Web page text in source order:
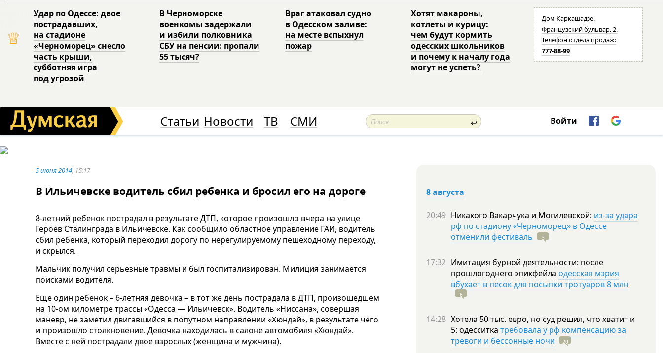
♕
Удар по Одессе: двое
пострадавших,
на стадионе
«Черноморец» снесло
часть крыши,
субботняя игра
под угрозой
В Черноморске
военкомы задержали
и избили полковника
СБУ на пенсии: пропали
55 тысяч?
Враг атаковал судно
в Одесском заливе:
на месте вспыхнул
пожар
Хотят макароны,
котлеты и курицу:
чем будут кормить
одесских школьников
и почему к началу года
могут не успеть?
Дом Каркашадзе.
Французский бульвар, 2.
Телефон отдела продаж:
777-88-99
Статьи Новости ТВ СМИ ↩ Войти
5 июня 2014, 15:17
В Ильичевске водитель сбил ребенка и бросил его на дороге
8-летний ребенок пострадал в результате ДТП, которое произошло вчера на улице
Героев Сталинграда в Ильичевске. Как сообщило областное управление ГАИ, водитель
сбил ребенка, который переходил дорогу по нерегулируемому пешеходному переходу,
и скрылся.
Мальчик получил серьезные травмы и был госпитализирован. Милиция занимается
поисками водителя.
Еще один ребенок – 6-летняя девочка – в тот же день пострадала в ДТП, произошедшем
на 10-ом километре трассы «Одесса — Ильичевск». Водитель «Ниссана», совершая
маневр, не заметил двигавшийся в попутном направлении «Хюндай», в результате чего
и произошло столкновение. Девочка находилась в салоне автомобиля «Хюндай».
Вместе с ней пострадали двое взрослых (женщина и мужчина).
8 августа
20:49 Никакого Вакарчука и Могилевской: из-за удара
рф по стадиону «Черноморец» в Одессе
отменили фестиваль
3
17:32 Имитация бурной деятельности: после
прошлогоднего эпикфейла одесская мэрия
вбухает в песок для посыпки тротуаров 8 млн
6
14:28 Хотела 50 тыс. евро, но суд решил, что хватит и
5: одесситка требовала у рф компенсацию за
тревоги и бессонные ночи
20